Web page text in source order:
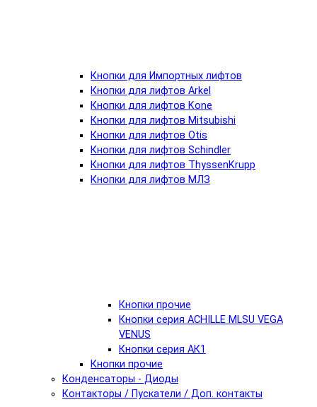
Кнопки для Импортных лифтов
Кнопки для лифтов Arkel
Кнопки для лифтов Kone
Кнопки для лифтов Mitsubishi
Кнопки для лифтов Otis
Кнопки для лифтов Schindler
Кнопки для лифтов ThyssenKrupp
Кнопки для лифтов МЛЗ
Кнопки прочие
Кнопки серия ACHILLE MLSU VEGA
VENUS
Кнопки серия АК1
Кнопки прочие
Конденсаторы - Диоды
Контакторы / Пускатели / Доп. контакты